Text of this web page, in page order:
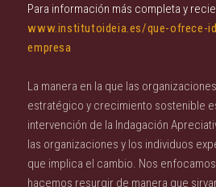
Para información más completa y
www.institutoideia.es/que-ofrece-
empresa
La manera en la que las
estratégico y crecimiento sostenible
intervención de la Indagación
las organizaciones y los individuos
que implica el cambio. Nos
hacemos resurgir de manera que